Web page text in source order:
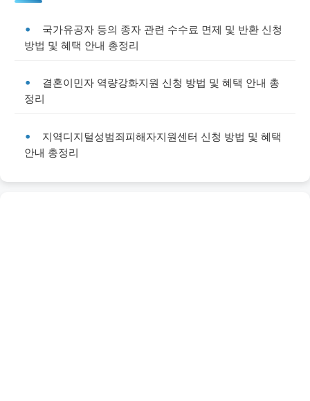
국가유공자 등의 종자 관련 수수료 면제 및 반환 신청
방법 및 혜택 안내 총정리
결혼이민자 역량강화지원 신청 방법 및 혜택 안내 총
정리
지역디지털성범죄피해자지원센터 신청 방법 및 혜택
안내 총정리